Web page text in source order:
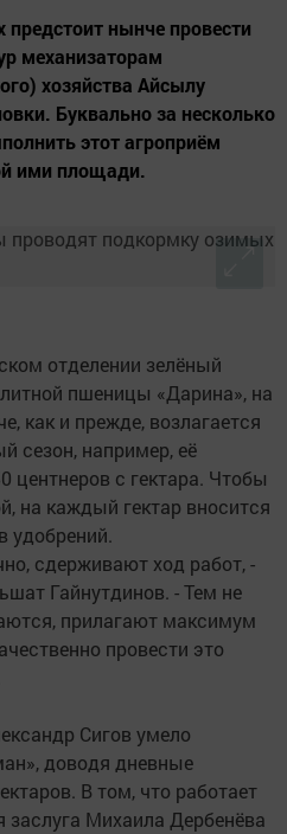
предстоит нынче провести
механизаторам
хозяйства Айсылу
Буквально за несколько
этот агроприём
ими площади.
отделении зелёный
пшеницы «Дарина», на
как и прежде, возлагается
сезон, например, её
центнеров с гектара. Чтобы
на каждый гектар вносится
удобрений.
сдерживают ход работ, -
Гайнутдинов. - Тем не
прилагают максимум
провести это
Сигов умело
доводя дневные
В том, что работает
заслуга Михаила Дербенёва